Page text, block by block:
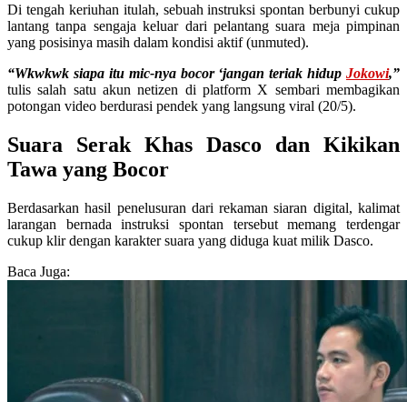
Di tengah keriuhan itulah, sebuah instruksi spontan berbunyi cukup
lantang tanpa sengaja keluar dari pelantang suara meja pimpinan
yang posisinya masih dalam kondisi aktif (unmuted).
“Wkwkwk siapa itu mic-nya bocor ‘jangan teriak hidup Jokowi,”
tulis salah satu akun netizen di platform X sembari membagikan
potongan video berdurasi pendek yang langsung viral (20/5).
Suara Serak Khas Dasco dan Kikikan
Tawa yang Bocor
Berdasarkan hasil penelusuran dari rekaman siaran digital, kalimat
larangan bernada instruksi spontan tersebut memang terdengar
cukup klir dengan karakter suara yang diduga kuat milik Dasco.
Baca Juga: